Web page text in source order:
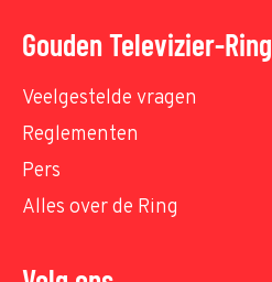
Gouden Televizier-Ring
Veelgestelde vragen
Reglementen
Pers
Alles over de Ring